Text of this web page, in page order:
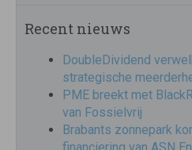
Recent nieuws
DoubleDividend
strategische
PME breekt met
van Fossielvrij
Brabants zonnepark